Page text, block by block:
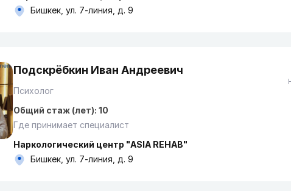
Бишкек, ул. 7-линия, д. 9
Подскрёбкин Иван Андреевич
Психолог
Общий стаж (лет): 10
Где принимает специалист
Наркологический центр "ASIA REHAB"
Бишкек, ул. 7-линия, д. 9